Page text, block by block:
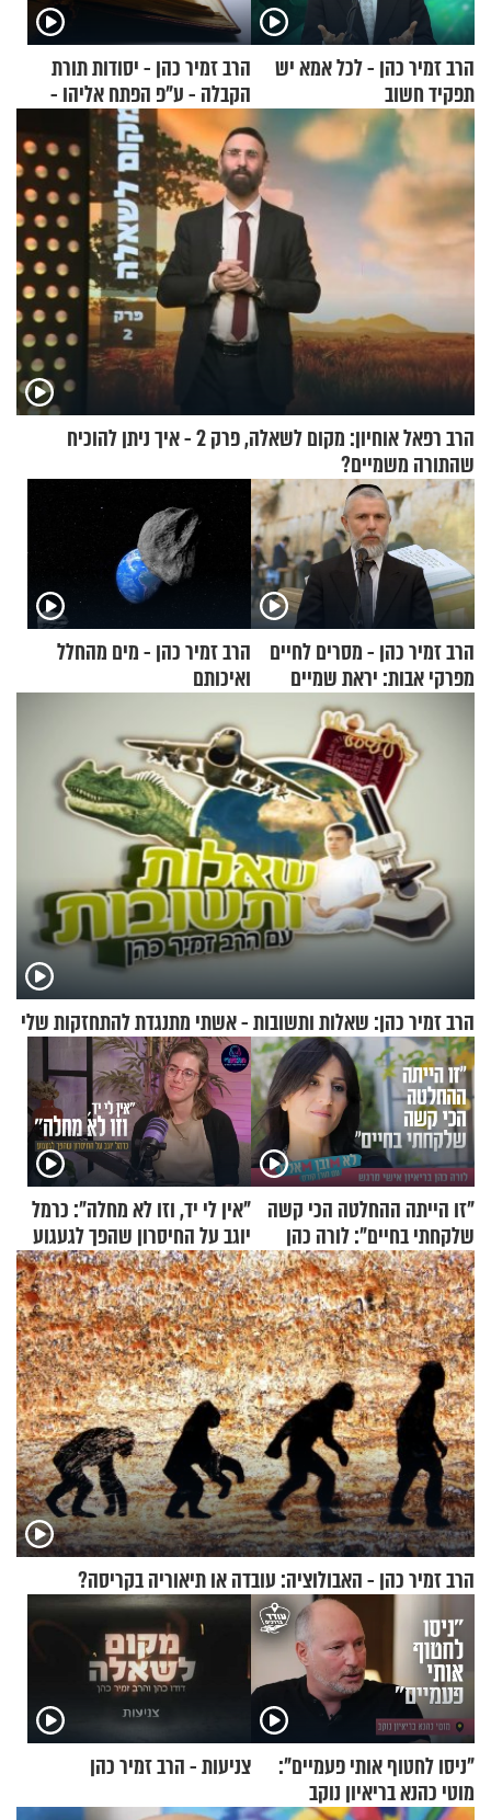
הרב זמיר כהן - לכל אמא יש
תפקיד חשוב
הרב זמיר כהן - יסודות תורת
הקבלה - ע"פ הפתח אליהו -
חלק ב
הרב רפאל אוחיון: מקום לשאלה, פרק 2 - איך ניתן להוכיח
שהתורה משמיים?
הרב זמיר כהן - מסרים לחיים
מפרקי אבות: יראת שמיים
הרב זמיר כהן - מים מהחלל
ואיכותם
הרב זמיר כהן: שאלות ותשובות - אשתי מתנגדת להתחזקות שלי
"זו הייתה ההחלטה הכי קשה
שלקחתי בחיים": לורה כהן
בריאיון אישי מרגש
"אין לי יד, וזו לא מחלה": כרמל
יוגב על החיסרון שהפך לגעגוע
הרב זמיר כהן - האבולוציה: עובדה או תיאוריה בקריסה?
"ניסו לחטוף אותי פעמיים":
מוטי כהנא בריאיון נוקב
צניעות - הרב זמיר כהן